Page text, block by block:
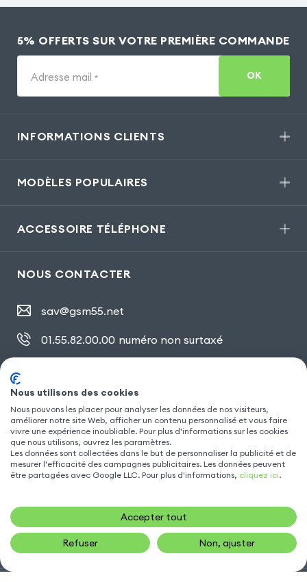
5% OFFERTS SUR VOTRE PREMIÈRE COMMANDE
Adresse mail * OK
INFORMATIONS CLIENTS
MODÈLES POPULAIRES
ACCESSOIRE TÉLÉPHONE
NOUS CONTACTER
sav@gsm55.net
01.55.82.00.00 numéro non surtaxé
SUIVEZ NOUS
Nous utilisons des cookies
Nous pouvons les placer pour analyser les données de nos visiteurs,
améliorer notre site Web, afficher un contenu personnalisé et vous faire
vivre une expérience inoubliable. Pour plus d'informations sur les cookies
que nous utilisons, ouvrez les paramètres.
Les données sont collectées dans le but de personnaliser la publicité et de
mesurer l'efficacité des campagnes publicitaires. Les données peuvent
être partagées avec Google LLC. Pour plus d'informations, cliquez ici.
Accepter tout
Refuser Non, ajuster